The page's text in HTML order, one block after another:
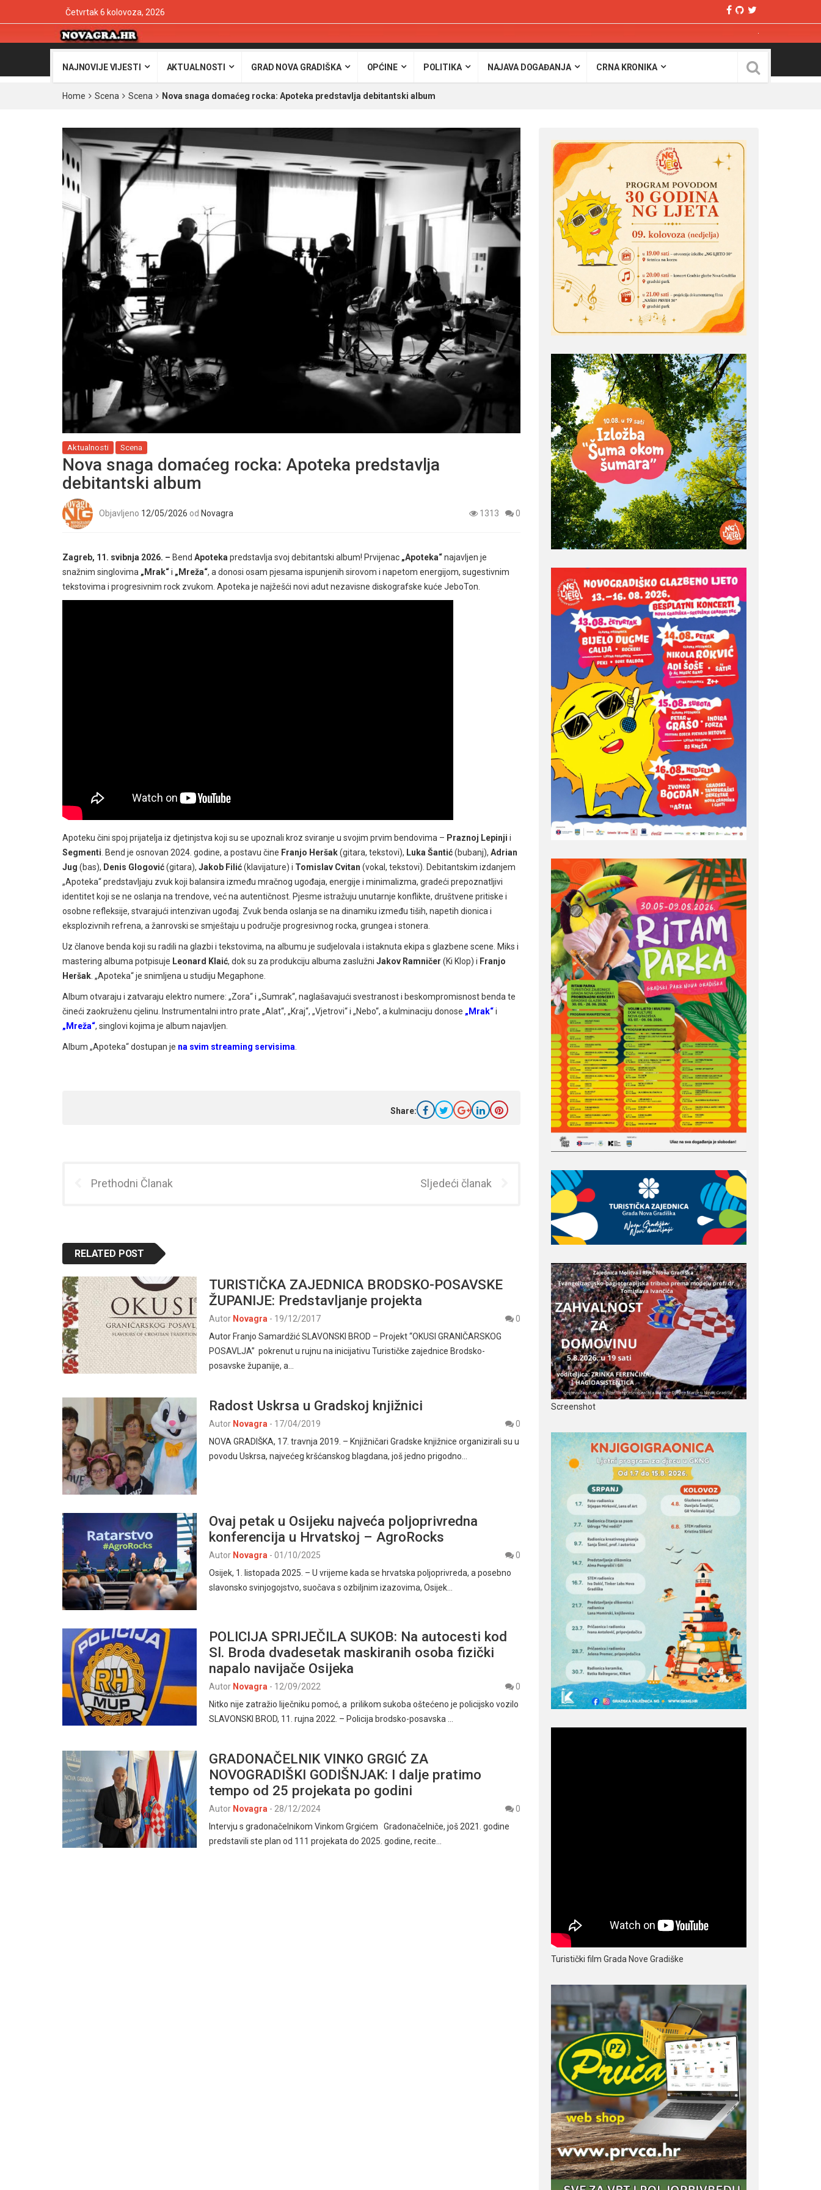
Četvrtak 6 kolovoza, 2026
NAJNOVIJE VIJESTI AKTUALNOSTI GRAD NOVA GRADIŠKA OPĆINE POLITIKA NAJAVA DOGAĐANJA CRNA KRONIKA
Home Scena Scena Nova snaga domaćeg rocka: Apoteka predstavlja debitantski album
Aktualnosti Scena
Nova snaga domaćeg rocka: Apoteka predstavlja
debitantski album
Objavljeno 12/05/2026 od Novagra 1313 0
Zagreb, 11. svibnja 2026. – Bend Apoteka predstavlja svoj debitantski album! Prvijenac „Apoteka“najavljen je
snažnim singlovima „Mrak“i „Mreža“, a donosi osam pjesama ispunjenih sirovom i napetom energijom, sugestivnim
tekstovima i progresivnim rock zvukom. Apoteka je najžešći novi adut nezavisne diskografske kuće JeboTon.
Apoteku čini spoj prijatelja iz djetinjstva koji su se upoznali kroz sviranje u svojim prvim bendovima – Praznoj Lepinji i
Segmenti . Bend je osnovan 2024. godine, a postavu čine Franjo Heršak(gitara, tekstovi), Luka Šantić(bubanj), Adrian
Jug (bas), Denis Glogović(gitara), Jakob Filić(klavijature) i Tomislav Cvitan (vokal, tekstovi). Debitantskim izdanjem
„Apoteka“ predstavljaju zvuk koji balansira između mračnog ugođaja, energije i minimalizma, gradeći prepoznatljivi
identitet koji se ne oslanja na trendove, već na autentičnost. Pjesme istražuju unutarnje konflikte, društvene pritiske i
osobne refleksije, stvarajući intenzivan ugođaj. Zvuk benda oslanja se na dinamiku između tiših, napetih dionica i
eksplozivnih refrena, a žanrovski se smještaju u područje progresivnog rocka, grungea i stonera.
Uz članove benda koji su radili na glazbi i tekstovima, na albumu je sudjelovala i istaknuta ekipa s glazbene scene. Miks i
mastering albuma potpisuje Leonard Klaić, dok su za produkciju albuma zaslužni Jakov Ramničer (Ki Klop) i Franjo
Heršak . „Apoteka“ je snimljena u studiju Megaphone.
Album otvaraju i zatvaraju elektro numere: „Zora“ i „Sumrak“, naglašavajući svestranost i beskompromisnost benda te
čineći zaokruženu cjelinu. Instrumentalni intro prate „Alat“, „Kraj“, „Vjetrovi“ i „Nebo“, a kulminaciju donose „Mrak“i
„Mreža“, singlovi kojima je album najavljen.
Album „Apoteka“ dostupan je na svim streaming servisima
Share:
Prethodni Članak Sljedeći članak
RELATED POST
TURISTIČKA ZAJEDNICA BRODSKO-POSAVSKE
ŽUPANIJE: Predstavljanje projekta
Autor Novagra - 19/12/2017
0
Autor Franjo Samardžić SLAVONSKI BROD – Projekt “OKUSI GRANIČARSKOG
POSAVLJA” pokrenut u rujnu na inicijativu Turističke zajednice Brodsko-
posavske županije, a…
Radost Uskrsa u Gradskoj knjižnici
Autor Novagra - 17/04/2019
0
NOVA GRADIŠKA, 17. travnja 2019. – Knjižničari Gradske knjižnice organizirali su u
povodu Uskrsa, najvećeg kršćanskog blagdana, još jedno prigodno…
Ovaj petak u Osijeku najveća poljoprivredna
konferencija u Hrvatskoj – AgroRocks
Autor Novagra - 01/10/2025
0
Osijek, 1. listopada 2025. – U vrijeme kada se hrvatska poljoprivreda, a posebno
slavonsko svinjogojstvo, suočava s ozbiljnim izazovima, Osijek…
POLICIJA SPRIJEČILA SUKOB: Na autocesti kod
Sl. Broda dvadesetak maskiranih osoba fizički
napalo navijače Osijeka
Autor Novagra - 12/09/2022
0
Nitko nije zatražio liječniku pomoć, a prilikom sukoba oštećeno je policijsko vozilo
SLAVONSKI BROD, 11. rujna 2022. – Policija brodsko-posavska …
GRADONAČELNIK VINKO GRGIĆ ZA
NOVOGRADIŠKI GODIŠNJAK: I dalje pratimo
tempo od 25 projekata po godini
Autor Novagra - 28/12/2024
0
Intervju s gradonačelnikom Vinkom Grgićem Gradonačelniče, još 2021. godine
predstavili ste plan od 111 projekata do 2025. godine, recite…
Screenshot
Turistički film Grada Nove Gradiške